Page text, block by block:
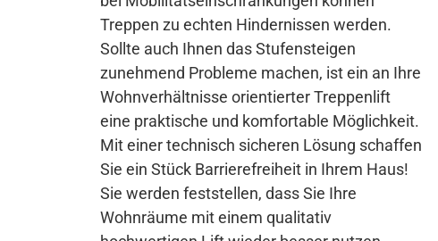
Treppen zu echten Hindernissen werden.
Sollte auch Ihnen das Stufensteigen
zunehmend Probleme machen, ist ein an Ihre
Wohnverhältnisse orientierter Treppenlift
eine praktische und komfortable Möglichkeit.
Mit einer technisch sicheren Lösung schaffen
Sie ein Stück Barrierefreiheit in Ihrem Haus!
Sie werden feststellen, dass Sie Ihre
Wohnräume mit einem qualitativ